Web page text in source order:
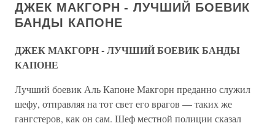
ДЖЕК МАКГОРН - ЛУЧШИЙ БОЕВИК
БАНДЫ КАПОНЕ
ДЖЕК МАКГОРН - ЛУЧШИЙ БОЕВИК БАНДЫ
КАПОНЕ
Лучший боевик Аль Капоне Макгорн преданно служил
шефу, отправляя на тот свет его врагов — таких же
гангстеров, как он сам. Шеф местной полиции сказал